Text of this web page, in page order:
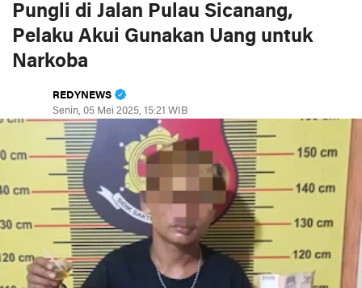
Pungli di Jalan Pulau Sicanang,
Pelaku Akui Gunakan Uang untuk
Narkoba
REDYNEWS
Senin, 05 Mei 2025, 15:21 WIB